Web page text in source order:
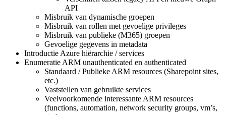
API
Misbruik van dynamische groepen
Misbruik van rollen met gevoelige privileges
Misbruik van publieke (M365) groepen
Gevoelige gegevens in metadata
Introductie Azure hiërarchie / services
Enumeratie ARM unauthenticated en authenticated
Standaard / Publieke ARM resources (Sharepoint sites,
etc.)
Vaststellen van gebruikte services
Veelvoorkomende interessante ARM resources
(functions, automation, network security groups, vm’s,